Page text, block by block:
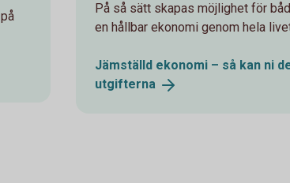
På så sätt skapas möjlighet för
en hållbar ekonomi genom hela
Jämställd ekonomi – så kan ni
utgifterna